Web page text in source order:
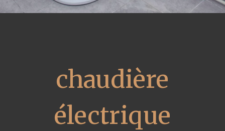
chaudière
électrique